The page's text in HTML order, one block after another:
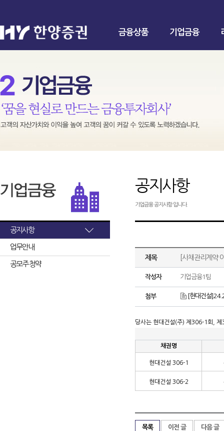
금융상품 기업금융
공지사항
업무안내
공모주 청약
공지사항
기업금융 공지사항 입니다.
제목 [사채관리계약
작성자 기업금융1팀
첨부 [현대건설
당사는 현대건설(주) 제 306-1 회 제
채권명
현대건설 306-1
현대건설 306-2
목록 이전 글 다음 글